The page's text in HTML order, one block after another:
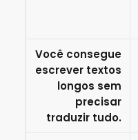
Você consegue
escrever textos
longos sem
precisar
traduzir tudo.